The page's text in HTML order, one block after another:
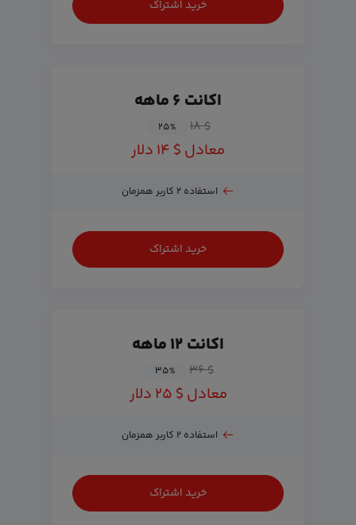
خرید اشتراک
اکانت ۶ ماهه
$ ۱۸ ۲۵%
معادل $ ۱۴ دلار
استفاده ۲ کاربر همزمان
خرید اشتراک
اکانت ۱۲ ماهه
$ ۳۶ ۳۵%
معادل $ ۲۵ دلار
استفاده ۲ کاربر همزمان
خرید اشتراک